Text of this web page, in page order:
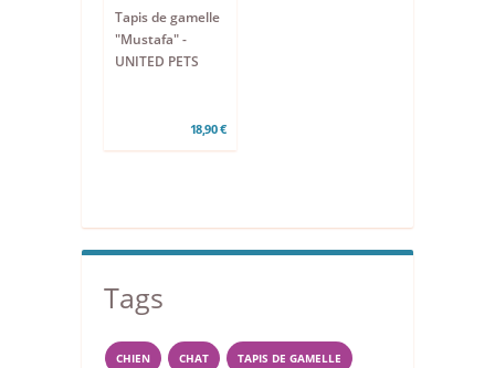
Tapis de gamelle
"Mustafa" -
UNITED PETS
18,90 €
Tags
CHIEN CHAT TAPIS DE GAMELLE